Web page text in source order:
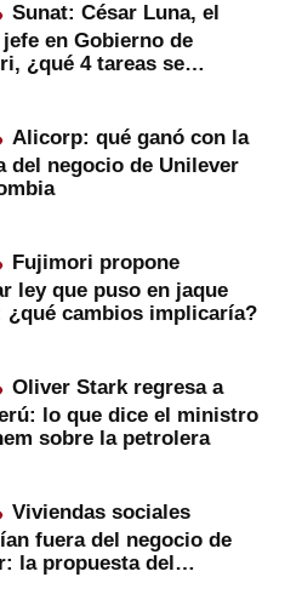
Sunat: César Luna, el
en Gobierno de
¿qué 4 tareas se
Alicorp: qué ganó con la
del negocio de Unilever
Fujimori propone
ley que puso en jaque
¿qué cambios implicaría?
Oliver Stark regresa a
lo que dice el ministro
sobre la petrolera
Viviendas sociales
fuera del negocio de
la propuesta del